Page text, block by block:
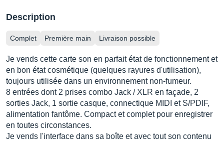
Description
Complet Première main Livraison possible
Je vends cette carte son en parfait état de fonctionnement et
en bon état cosmétique (quelques rayures d'utilisation),
toujours utilisée dans un environnement non-fumeur.
8 entrées dont 2 prises combo Jack / XLR en façade, 2
sorties Jack, 1 sortie casque, connectique MIDI et S/PDIF,
alimentation fantôme. Compact et complet pour enregistrer
en toutes circonstances.
Je vends l'interface dans sa boîte et avec tout son contenu